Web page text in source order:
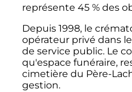
représente 45 % des
Depuis 1998, le
opérateur privé dans
de service public. Le
qu'espace funéraire,
cimetière du Père-
gestion.